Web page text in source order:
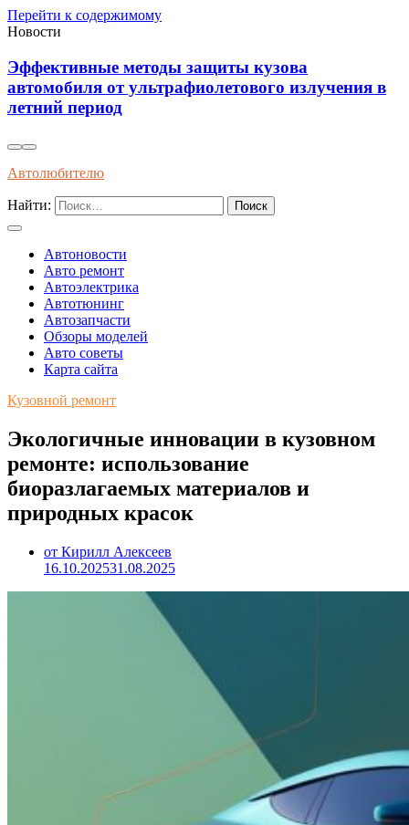
Перейти к содержимому
Новости
методы защиты кузова
от ультрафиолетового излучения в
упаковке и
Автолюбителю
Найти:
Автоновости
Авто ремонт
Автоэлектрика
Автотюнинг
Автозапчасти
Обзоры моделей
Авто советы
Карта сайта
Кузовной ремонт
Экологичные инновации в кузовном
ремонте: использование
биоразлагаемых материалов и
природных красок
от Кирилл Алексеев
16.10.202531.08.2025